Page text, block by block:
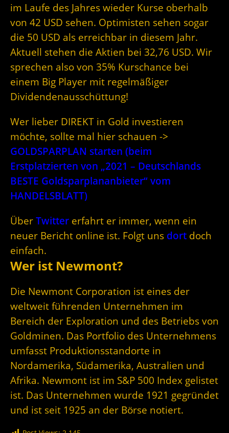
im Laufe des Jahres wieder Kurse oberhalb
von 42 USD sehen. Optimisten sehen sogar
die 50 USD als erreichbar in diesem Jahr.
Aktuell stehen die Aktien bei 32,76 USD. Wir
sprechen also von 35% Kurschance bei
einem Big Player mit regelmäßiger
Dividendenausschüttung!
Wer lieber DIREKT in Gold investieren
möchte, sollte mal hier schauen ->
GOLDSPARPLAN starten (beim
Erstplatzierten von „2021 – Deutschlands
BESTE Goldsparplananbieter“ vom
HANDELSBLATT)
Über Twitter erfahrt er immer, wenn ein
neuer Bericht online ist. Folgt uns dort doch
einfach.
Wer ist Newmont?
Die Newmont Corporation ist eines der
weltweit führenden Unternehmen im
Bereich der Exploration und des Betriebs von
Goldminen. Das Portfolio des Unternehmens
umfasst Produktionsstandorte in
Nordamerika, Südamerika, Australien und
Afrika. Newmont ist im S&P 500 Index gelistet
ist. Das Unternehmen wurde 1921 gegründet
und ist seit 1925 an der Börse notiert.